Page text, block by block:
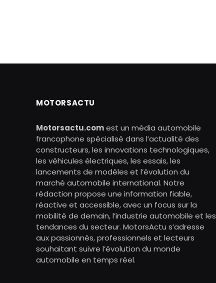
MOTORSACTU
Motorsactu.comest un média automobile
francophone spécialisé dans l’actualité des
constructeurs, les innovations technologiques,
les véhicules électriques, les essais, les
lancements de modèles et l’évolution du
marché automobile international. Notre
rédaction propose une information fiable,
réactive et accessible, avec un focus sur la
mobilité de demain, l’industrie automobile et les
tendances du secteur. MotorsActu s’adresse
aux passionnés, professionnels et lecteurs
souhaitant suivre l’évolution du monde
automobile en temps réel.